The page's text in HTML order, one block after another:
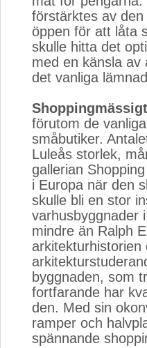
förstärktes av
öppen för att låta
skulle hitta det
med en känsla av
det vanliga
förutom de
småbutiker.
Luleås storlek,
gallerian
i Europa när den
skulle bli en stor
varhusbyggnader
mindre än Ralph
byggnaden, som
fortfarande har
den. Med sin
ramper och
spännande